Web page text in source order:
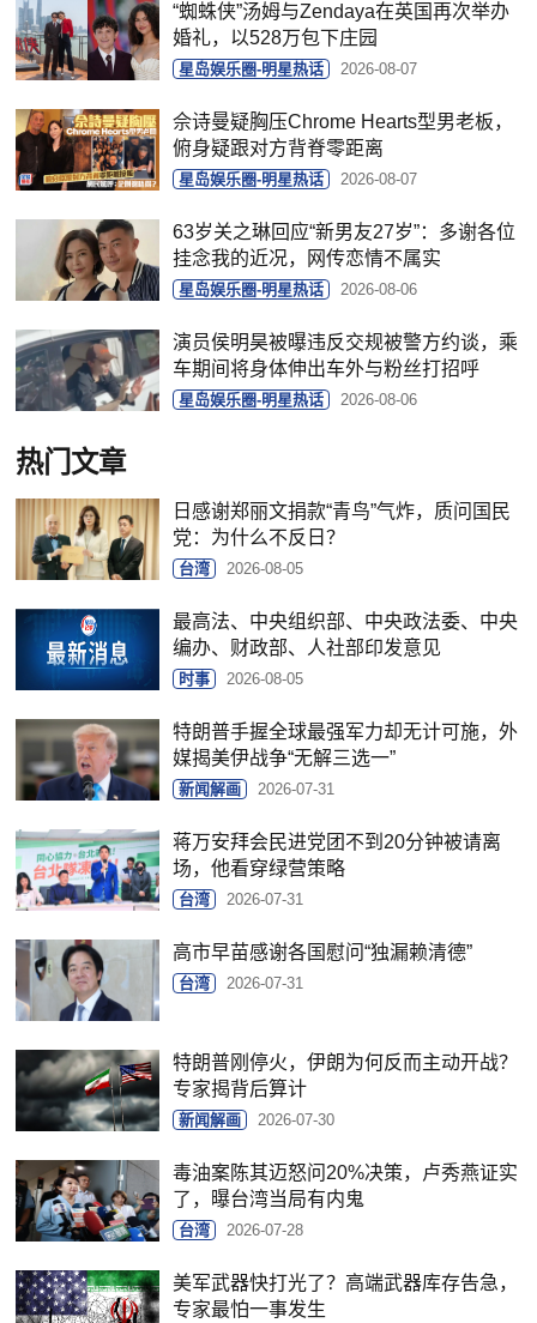
“蜘蛛侠”汤姆与Zendaya在英国再次举办
婚礼，以528万包下庄园
星岛娱乐圈-明星热话 2026-08-07
佘诗曼疑胸压Chrome Hearts型男老板，
俯身疑跟对方背脊零距离
星岛娱乐圈-明星热话 2026-08-07
63岁关之琳回应“新男友27岁”：多谢各位
挂念我的近况，网传恋情不属实
星岛娱乐圈-明星热话 2026-08-06
演员侯明昊被曝违反交规被警方约谈，乘
车期间将身体伸出车外与粉丝打招呼
星岛娱乐圈-明星热话 2026-08-06
热门文章
日感谢郑丽文捐款“青鸟”气炸，质问国民
党：为什么不反日？
台湾 2026-08-05
最高法、中央组织部、中央政法委、中央
编办、财政部、人社部印发意见
时事 2026-08-05
特朗普手握全球最强军力却无计可施，外
媒揭美伊战争“无解三选一”
新闻解画 2026-07-31
蒋万安拜会民进党团不到20分钟被请离
场，他看穿绿营策略
台湾 2026-07-31
高市早苗感谢各国慰问“独漏赖清德”
台湾 2026-07-31
特朗普刚停火，伊朗为何反而主动开战？
专家揭背后算计
新闻解画 2026-07-30
毒油案陈其迈怒问20%决策，卢秀燕证实
了，曝台湾当局有内鬼
台湾 2026-07-28
美军武器快打光了？高端武器库存告急，
专家最怕一事发生